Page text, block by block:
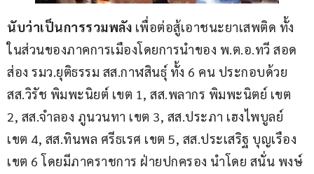
นับว่าเป็นการรวมพลัง เพื่อต่อสู้เอาชนะยาเสพติด ทั้ง
ในส่วนของภาคการเมืองโดยการนำของ พ.ต.อ.ทวี สอด
ส่อง รมว.ยุติธรรม สส.กาฬสินธุ์ ทั้ง 6 คน ประกอบด้วย
สส.วิรัช พิมพะนิยต์ เขต 1, สส.พลากร พิมพะนิตย์ เขต
2, สส.จำลอง ภูนวนทา เขต 3, สส.ประภา เฮงไพบูลย์
เขต 4, สส.ทินพล ศรีธเรศ เขต 5, สส.ประเสริฐ บุญเรือง
เขต 6 โดยมีภาคราชการ ฝ่ายปกครอง นำโดย สนั่น พงษ์